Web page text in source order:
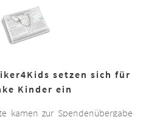
setzen sich für
Kinder ein
kamen zur Spendenübergabe